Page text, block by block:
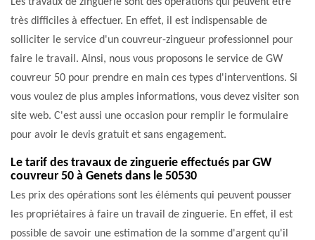
très difficiles à effectuer. En effet, il est indispensable de
solliciter le service d'un couvreur-zingueur professionnel pour
faire le travail. Ainsi, nous vous proposons le service de GW
couvreur 50 pour prendre en main ces types d'interventions. Si
vous voulez de plus amples informations, vous devez visiter son
site web. C'est aussi une occasion pour remplir le formulaire
pour avoir le devis gratuit et sans engagement.
Le tarif des travaux de zinguerie effectués par GW
couvreur 50 à Genets dans le 50530
Les prix des opérations sont les éléments qui peuvent pousser
les propriétaires à faire un travail de zinguerie. En effet, il est
possible de savoir une estimation de la somme d'argent qu'il